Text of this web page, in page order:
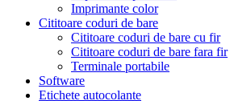
Imprimante color
Cititoare coduri de bare
Cititoare coduri de bare cu fir
Cititoare coduri de bare fara fir
Terminale portabile
Software
Etichete autocolante